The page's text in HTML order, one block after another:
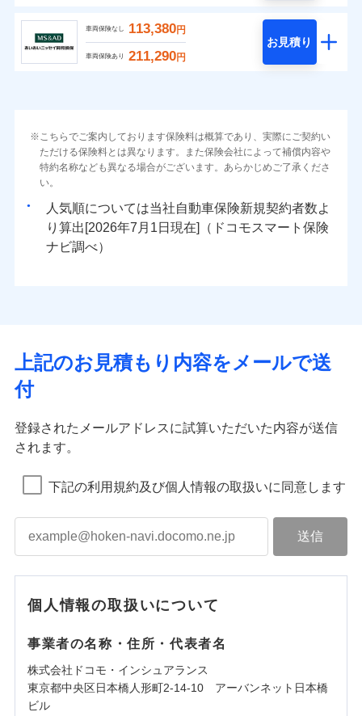
車両保険なし 113,380円
車両保険あり 211,290円
お見積り
こちらでご案内しております保険料は概算であり、実際にご契約い
ただける保険料とは異なります。また保険会社によって補償内容や
特約名称なども異なる場合がございます。あらかじめご了承くださ
い。
人気順については当社
新規契約者数よ
り算出[
年 月
日現在]（ドコモスマート保険
ナビ調べ）
上記のお見積もり内容をメールで送
付
登録されたメールアドレスに試算いただいた内容が送信
されます。
下記の利用規約及び個人情報の取扱いに同意します
個人情報の取扱いについて
事業者の名称・住所・代表者名
株式会社ドコモ・インシュアランス
東京都中央区日本橋人形町2-14-10 アーバンネット日本橋
ビル